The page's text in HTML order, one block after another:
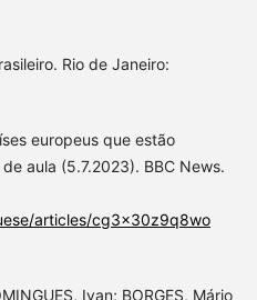
Rio de Janeiro:
europeus que estão
aula (5.7.2023). BBC News.
articles/cg3x30z9q8wo
Ivan; BORGES, Mário